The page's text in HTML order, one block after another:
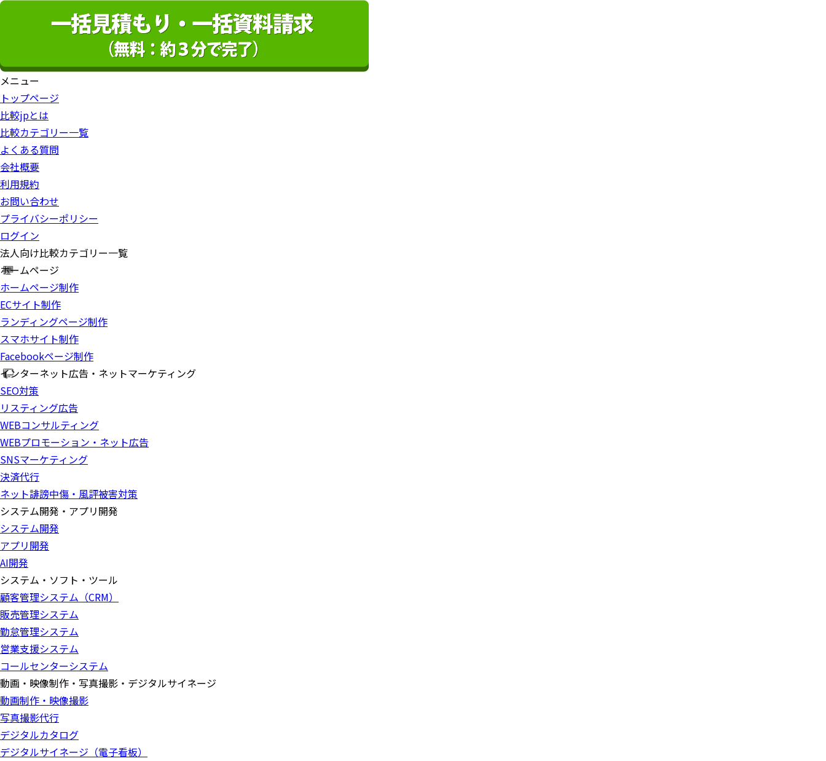
メニュー
トップページ
比較jpとは
比較カテゴリー一覧
よくある質問
会社概要
利用規約
お問い合わせ
プライバシーポリシー
ログイン
法人向け比較カテゴリー一覧
ホームページ
ホームページ制作
ECサイト制作
ランディングページ制作
スマホサイト制作
Facebookページ制作
インターネット広告・ネットマーケティング
SEO対策
リスティング広告
WEBコンサルティング
WEBプロモーション・ネット広告
SNSマーケティング
決済代行
ネット誹謗中傷・風評被害対策
システム開発・アプリ開発
システム開発
アプリ開発
AI開発
システム・ソフト・ツール
顧客管理システム（CRM）
販売管理システム
勤怠管理システム
営業支援システム
コールセンターシステム
動画・映像制作・写真撮影・デジタルサイネージ
動画制作・映像撮影
写真撮影代行
デジタルカタログ
デジタルサイネージ（電子看板）